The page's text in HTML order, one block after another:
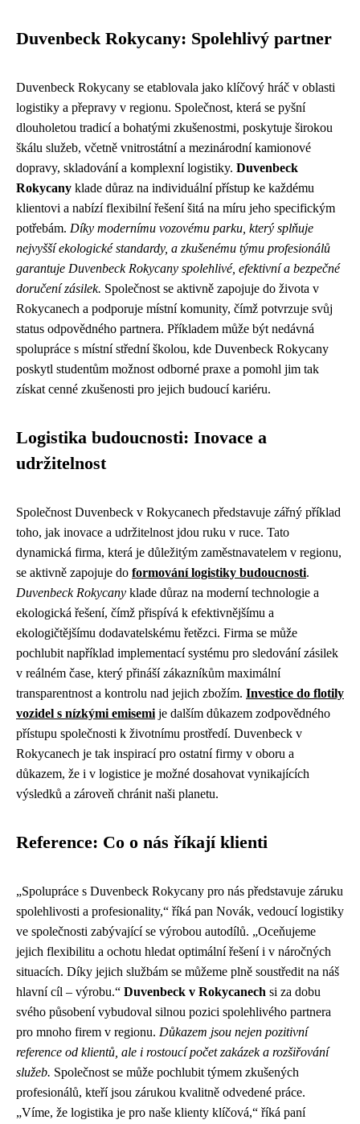
Duvenbeck Rokycany: Spolehlivý partner
Duvenbeck Rokycany se etablovala jako klíčový hráč v oblasti
logistiky a přepravy v regionu. Společnost, která se pyšní
dlouholetou tradicí a bohatými zkušenostmi, poskytuje širokou
škálu služeb, včetně vnitrostátní a mezinárodní kamionové
dopravy, skladování a komplexní logistiky. Duvenbeck
Rokycany klade důraz na individuální přístup ke každému
klientovi a nabízí flexibilní řešení šitá na míru jeho specifickým
potřebám. Díky modernímu vozovému parku, který splňuje
nejvyšší ekologické standardy, a zkušenému týmu profesionálů
garantuje Duvenbeck Rokycany spolehlivé, efektivní a bezpečné
doručení zásilek. Společnost se aktivně zapojuje do života v
Rokycanech a podporuje místní komunity, čímž potvrzuje svůj
status odpovědného partnera. Příkladem může být nedávná
spolupráce s místní střední školou, kde Duvenbeck Rokycany
poskytl studentům možnost odborné praxe a pomohl jim tak
získat cenné zkušenosti pro jejich budoucí kariéru.
Logistika budoucnosti: Inovace a
udržitelnost
Společnost Duvenbeck v Rokycanech představuje zářný příklad
toho, jak inovace a udržitelnost jdou ruku v ruce. Tato
dynamická firma, která je důležitým zaměstnavatelem v regionu,
se aktivně zapojuje do formování logistiky budoucnosti.
Duvenbeck Rokycany klade důraz na moderní technologie a
ekologická řešení, čímž přispívá k efektivnějšímu a
ekologičtějšímu dodavatelskému řetězci. Firma se může
pochlubit například implementací systému pro sledování zásilek
v reálném čase, který přináší zákazníkům maximální
transparentnost a kontrolu nad jejich zbožím. Investice do flotily
vozidel s nízkými emisemi je dalším důkazem zodpovědného
přístupu společnosti k životnímu prostředí. Duvenbeck v
Rokycanech je tak inspirací pro ostatní firmy v oboru a
důkazem, že i v logistice je možné dosahovat vynikajících
výsledků a zároveň chránit naši planetu.
Reference: Co o nás říkají klienti
„Spolupráce s Duvenbeck Rokycany pro nás představuje záruku
spolehlivosti a profesionality,“ říká pan Novák, vedoucí logistiky
ve společnosti zabývající se výrobou autodílů. „Oceňujeme
jejich flexibilitu a ochotu hledat optimální řešení i v náročných
situacích. Díky jejich službám se můžeme plně soustředit na náš
hlavní cíl – výrobu.“ Duvenbeck v Rokycanech si za dobu
svého působení vybudoval silnou pozici spolehlivého partnera
pro mnoho firem v regionu. Důkazem jsou nejen pozitivní
reference od klientů, ale i rostoucí počet zakázek a rozšiřování
služeb. Společnost se může pochlubit týmem zkušených
profesionálů, kteří jsou zárukou kvalitně odvedené práce.
„Víme, že logistika je pro naše klienty klíčová,“ říká paní